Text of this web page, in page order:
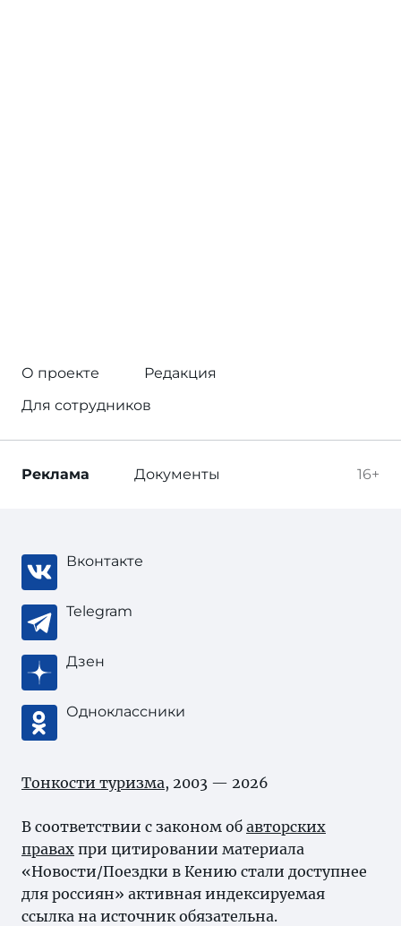
О проекте
Редакция
Для сотрудников
16+
Реклама Документы
Вконтакте
Telegram
Дзен
Одноклассники
Тонкости туризма, 2003 — 2026
В соответствии с законом об авторских
правах при цитировании материала
«Новости/Поездки в Кению стали доступнее
для россиян» активная индексируемая
ссылка на источник обязательна.